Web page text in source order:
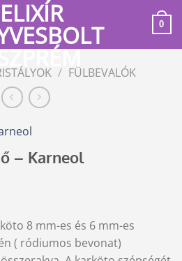
0
/ FÜLBEVALÓK
– Karneol
8 mm-es és 6 mm-es
( ródiumos bevonat)